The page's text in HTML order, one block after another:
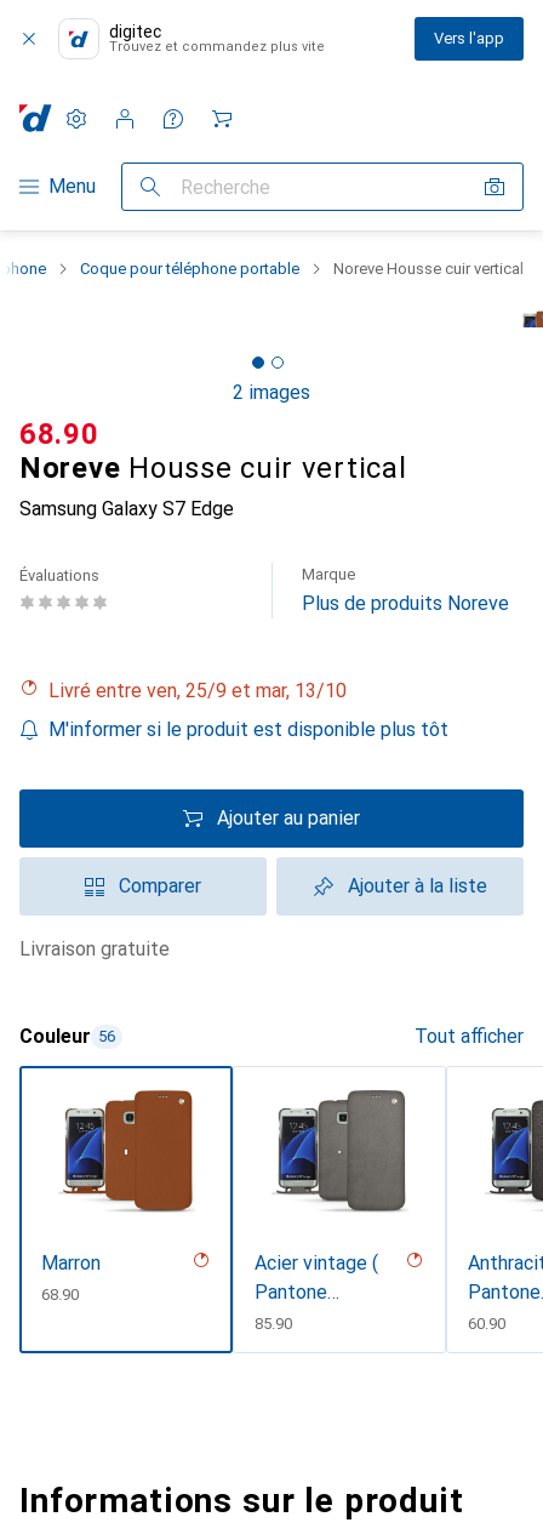
digitec
Trouvez et commandez plus vite Vers l'app
Navigation par catégorie
Menu Recherche
Paramètres
Compte client
Listes de comparaison
Listes d'envies
Panier
Coque pour téléphone portable Noreve Housse cuir vertical
2 images
Noreve Housse cuir vertical
Samsung Galaxy S7 Edge
CHF
68.90
Évaluations Marque
Plus de produits Noreve
Livré entre ven, 25/9 et mar, 13/10
M'informer si le produit est disponible plus tôt
Ajouter au panier
Comparer Ajouter à la liste
livraison gratuite
Couleur 56 Tout afficher
Marron
CHF
68.90
Acier vintage (
Pantone
#d85827b )
CHF
85.90
Pantone
CHF
60.90
Informations sur le produit